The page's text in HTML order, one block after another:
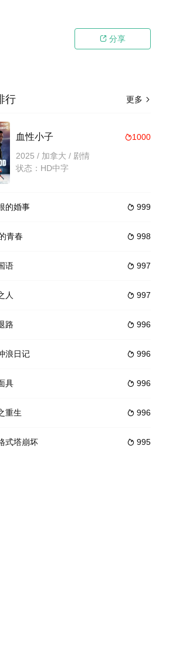
 分享
书的哲学家Ludwig Wittgenstein (188
的故事。
展开。在面对跨越视力障碍、好不容易成为陶艺家却
更多 
行
1000
血性小子
2025 / 加拿大 / 剧情
状态：HD中字
 999
的婚事
 998
青春
 997
语
 997
人
 996
路
 996
浪日记
 996
具
 996
重生
 995
式塔崩坏